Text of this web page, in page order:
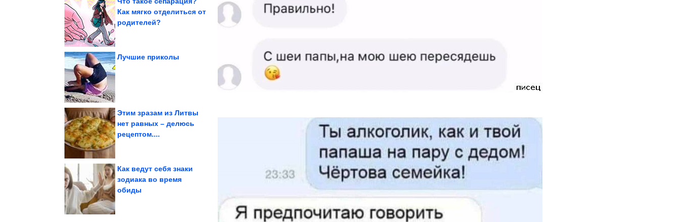
Как мягко отделиться от
родителей?
Лучшие приколы
Этим зразам из Литвы
нет равных – делюсь
рецептом....
Как выглядит жена
Как ведут себя знаки
зодиака во время
обиды
помощи, чтобы не
выглядеть слабым...